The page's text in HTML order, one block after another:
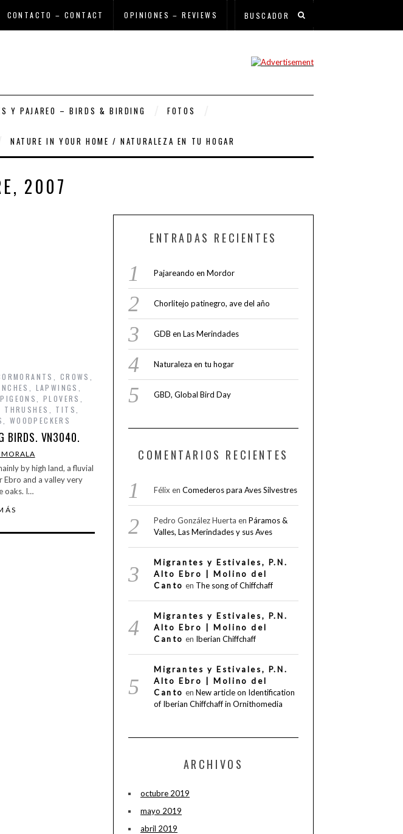
CONTACTO – CONTACT OPINIONES – REVIEWS
Y PAJAREO – BIRDS & BIRDING FOTOS
NATURE IN YOUR HOME / NATURALEZA EN TU HOGAR
2007
CROWS
LAPWINGS
PIGEONS ,PLOVERS
THRUSHES TITS
WOODPECKERS
BIRDS. VN3040.
by high land, a fluvial
Ebro and a valley very
oaks. I…
ENTRADAS RECIENTES
Pajareando en Mordor
Chorlitejo patinegro, ave del año
GDB en Las Merindades
Naturaleza en tu hogar
GBD, Global Bird Day
COMENTARIOS RECIENTES
Félix en Comederos para Aves Silvestres
Pedro González Huerta en Páramos &
Valles, Las Merindades y sus Aves
Migrantes y Estivales, P.N.
Alto Ebro | Molino del
Canto en The song of Chiffchaff
Migrantes y Estivales, P.N.
Alto Ebro | Molino del
Canto en Iberian Chiffchaff
Migrantes y Estivales, P.N.
Alto Ebro | Molino del
Canto en New article on Identification
of Iberian Chiffchaff in Ornithomedia
ARCHIVOS
octubre 2019
mayo 2019
abril 2019